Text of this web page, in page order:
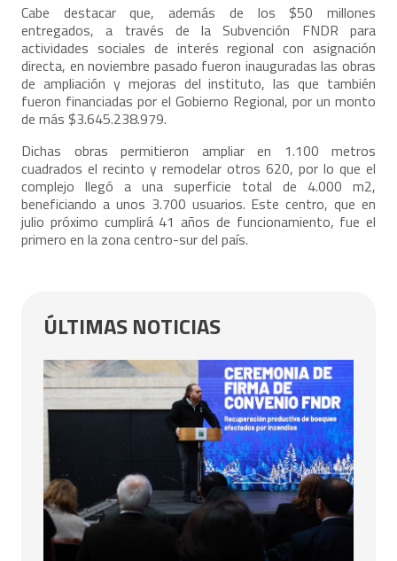
Cabe destacar que, además de los $50 millones
entregados, a través de la Subvención FNDR para
actividades sociales de interés regional con asignación
directa, en noviembre pasado fueron inauguradas las obras
de ampliación y mejoras del instituto, las que también
fueron financiadas por el Gobierno Regional, por un monto
de más $3.645.238.979.
Dichas obras permitieron ampliar en 1.100 metros
cuadrados el recinto y remodelar otros 620, por lo que el
complejo llegó a una superficie total de 4.000 m2,
beneficiando a unos 3.700 usuarios. Este centro, que en
julio próximo cumplirá 41 años de funcionamiento, fue el
primero en la zona centro-sur del país.
ÚLTIMAS NOTICIAS